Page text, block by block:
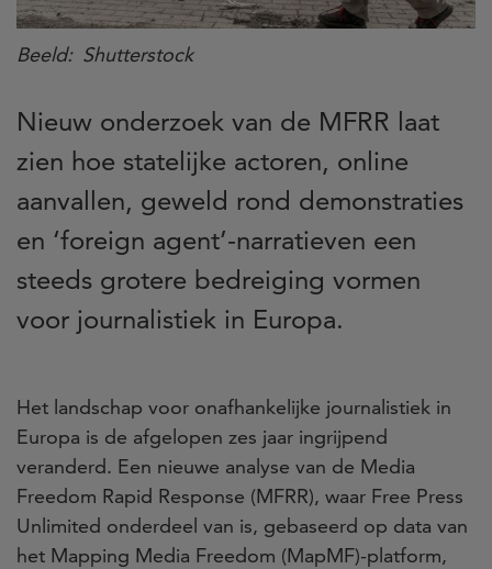
Beeld Shutterstock
Nieuw onderzoek van de MFRR laat
zien hoe statelijke actoren, online
aanvallen, geweld rond demonstraties
en ‘foreign agent’-narratieven een
steeds grotere bedreiging vormen
voor journalistiek in Europa.
Het landschap voor onafhankelijke journalistiek in
Europa is de afgelopen zes jaar ingrijpend
veranderd. Een nieuwe analyse van de Media
Freedom Rapid Response (MFRR), waar Free Press
Unlimited onderdeel van is, gebaseerd op data van
het Mapping Media Freedom (MapMF)-platform,